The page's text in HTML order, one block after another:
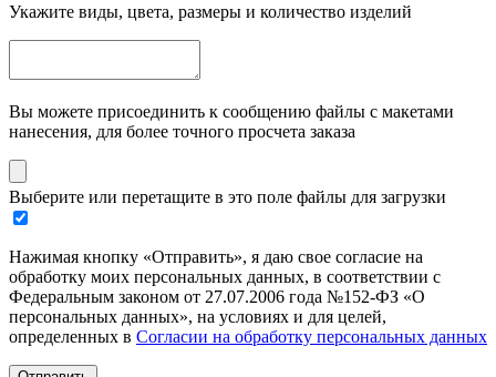
Укажите виды, цвета, размеры и количество изделий
Вы можете присоединить к сообщению файлы с макетами
нанесения, для более точного просчета заказа
Выберите или перетащите в это поле файлы для загрузки
Нажимая кнопку «Отправить», я даю свое согласие на
обработку моих персональных данных, в соответствии с
Федеральным законом от 27.07.2006 года №152-ФЗ «О
персональных данных», на условиях и для целей,
определенных в Согласии на обработку персональных данных